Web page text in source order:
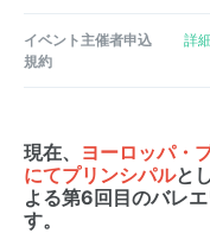
イベント主催者申込
規約
詳
現在、 ヨーロッパ・
にてプリンシパルと
よる第6回目のバレ
す。